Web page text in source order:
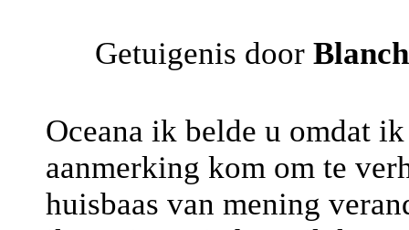
Getuigenis door
Oceana ik belde u omdat
aanmerking kom om te
huisbaas van mening